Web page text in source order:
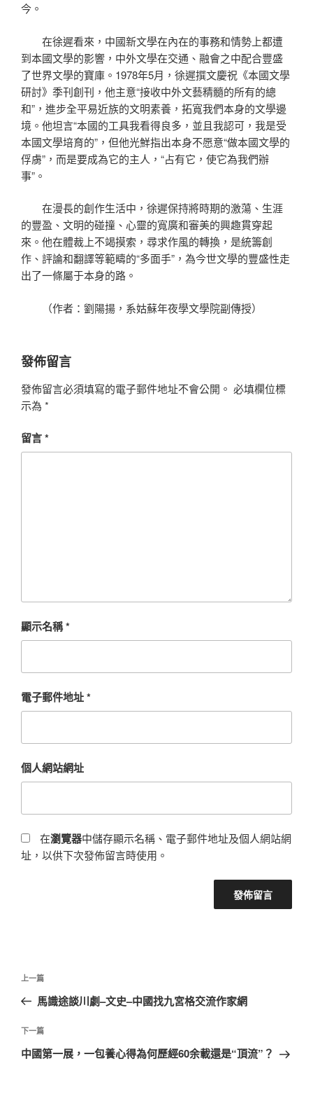
今。
在徐遲看來，中國新文學在內在的事務和情勢上都遭
到本國文學的影響，中外文學在交通、融會之中配合豐盛
了世界文學的寶庫。1978年5月，徐遲撰文慶祝《本國文學
研討》季刊創刊，他主意“接收中外文藝精髓的所有的總
和”，進步全平易近族的文明素養，拓寬我們本身的文學邊
境。他坦言“本國的工具我看得良多，並且我認可，我是受
本國文學培育的”，但他光鮮指出本身不愿意“做本國文學的
俘虜”，而是要成為它的主人，“占有它，使它為我們辦
事”。
在漫長的創作生活中，徐遲保持將時期的激蕩、生涯
的豐盈、文明的碰撞、心靈的寬廣和審美的興趣貫穿起
來。他在體裁上不竭摸索，尋求作風的轉換，是統籌創
作、評論和翻譯等範疇的“多面手”，為今世文學的豐盛性走
出了一條屬于本身的路。
（作者：劉陽揚，系姑蘇年夜學文學院副傳授）
發佈留言
發佈留言必須填寫的電子郵件地址不會公開。 必填欄位標
示為 *
留言*
顯示名稱*
電子郵件地址*
個人網站網址
在瀏覽器中儲存顯示名稱、電子郵件地址及個人網站網
址，以供下次發佈留言時使用。
文
導
覽
上
一
文
章
上一篇
馬識途談川劇–文史–中國找九宮格交流作家網
下
一
下一篇
中國第一展，一包養心得為何歷經60余載還是“頂流”？